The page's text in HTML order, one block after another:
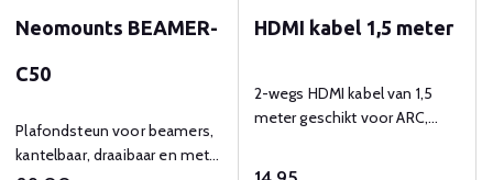
Neomounts BEAMER-
C50
Plafondsteun voor beamers,
kantelbaar, draaibaar en met
HDMI kabel 1,5 meter
2-wegs HDMI kabel van 1,5
meter geschikt voor ARC,